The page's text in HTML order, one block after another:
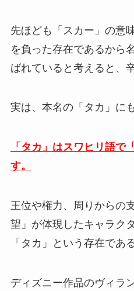
先ほども「スカー」の意
を負った存在であるから
ばれていると考えると、
実は、本名の「タカ」に
「タカ」はスワヒリ語で
す。
王位や権力、周りからの
望」が体現したキャラク
「タカ」という存在であ
ディズニー作品のヴィラ